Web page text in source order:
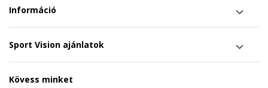
Információ
Sport Vision ajánlatok
Kövess minket